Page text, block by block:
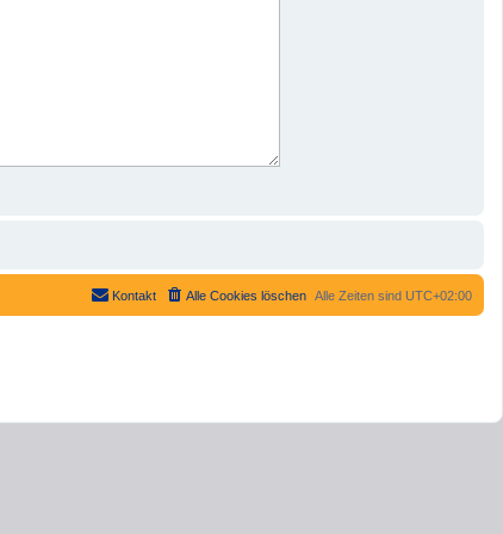
Alle Zeiten sind UTC+02:00
Alle Cookies löschen
Kontakt